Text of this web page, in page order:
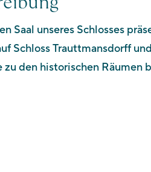
Saal unseres Schlosses
Schloss Trauttmansdorff
zu den historischen
St-Valentin-Str. 51A
I - 39012 Meran
Tel. +39 0473 255 655